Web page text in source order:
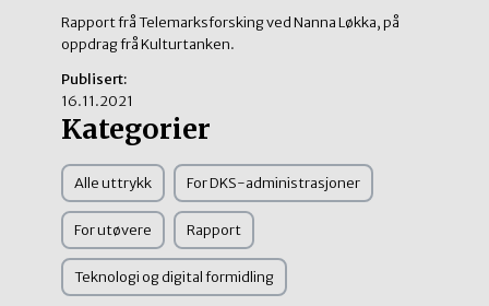
Rapport frå Telemarksforsking ved Nanna Løkka, på
oppdrag frå Kulturtanken.
Publisert:
16.11.2021
Kategorier
Alle uttrykk For DKS-administrasjoner
For utøvere Rapport
Teknologi og digital formidling